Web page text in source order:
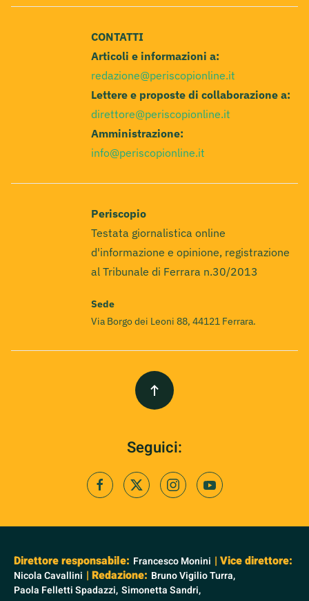
CONTATTI
Articoli e informazioni a:
redazione@periscopionline.it
Lettere e proposte di collaborazione a:
direttore@periscopionline.it
Amministrazione:
info@periscopionline.it
Periscopio
Testata giornalistica online
d'informazione e opinione, registrazione
al Tribunale di Ferrara n.30/2013
Sede
Via Borgo dei Leoni 88, 44121 Ferrara.
Seguici:
Direttore responsabile: Francesco Monini | Vice direttore:
Nicola Cavallini | Redazione: Bruno Vigilio Turra,
Paola Felletti Spadazzi, Simonetta Sandri,